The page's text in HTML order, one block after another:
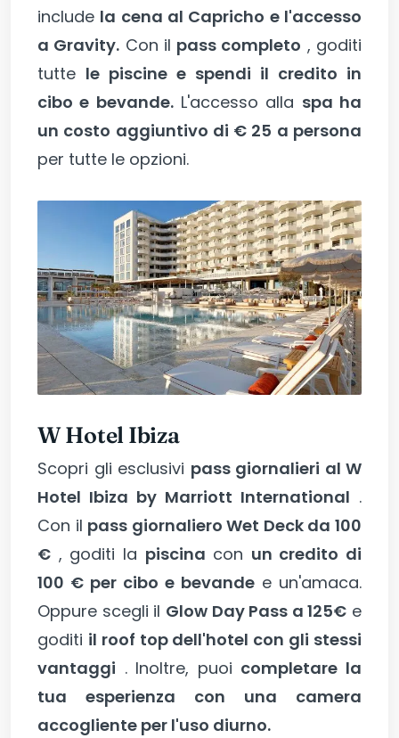
include la cena al Capricho e l'accesso
a Gravity. Con il pass completo , goditi
tutte le piscine e spendi il credito in
cibo e bevande.L'accesso alla spa ha
un costo aggiuntivo di € 25 a persona
per tutte le opzioni.
W Hotel Ibiza
Scopri gli esclusivi pass giornalieri al W
Hotel Ibiza by Marriott International .
Con il pass giornaliero Wet Deck da 100
€ , goditi la piscina con un credito di
100 € per cibo e bevande e un'amaca.
Oppure scegli il Glow Day Pass a 125€ e
goditi il roof top dell'hotel con gli stessi
vantaggi . Inoltre, puoi completare la
tua esperienza con una camera
accogliente per l'uso diurno.